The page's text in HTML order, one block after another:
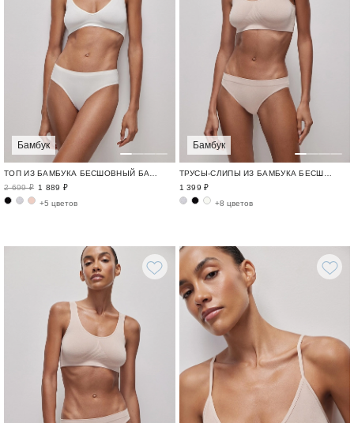
Бамбук
2 699 ₽ 1 889 ₽
+5 цветов
Бамбук
1 399 ₽
+8 цветов